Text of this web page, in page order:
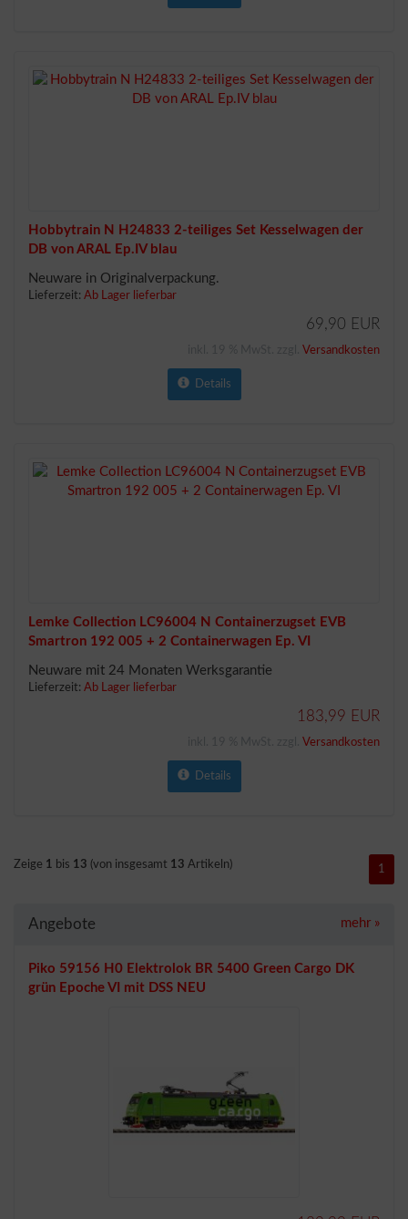
Hobbytrain N H24833 2-teiliges Set Kesselwagen der
DB von ARAL Ep.IV blau
Neuware in Originalverpackung.
Lieferzeit: Ab Lager lieferbar
69,90 EUR
Versandkosten
Details
Lemke Collection LC96004 N Containerzugset EVB
Smartron 192 005 + 2 Containerwagen Ep. VI
Neuware mit 24 Monaten Werksgarantie
Lieferzeit: Ab Lager lieferbar
183,99 EUR
Versandkosten
Details
Zeige 1 bis 13 (von insgesamt 13 Artikeln) 1
Angebote mehr »
Piko 59156 H0 Elektrolok BR 5400 Green Cargo DK
grün Epoche VI mit DSS NEU